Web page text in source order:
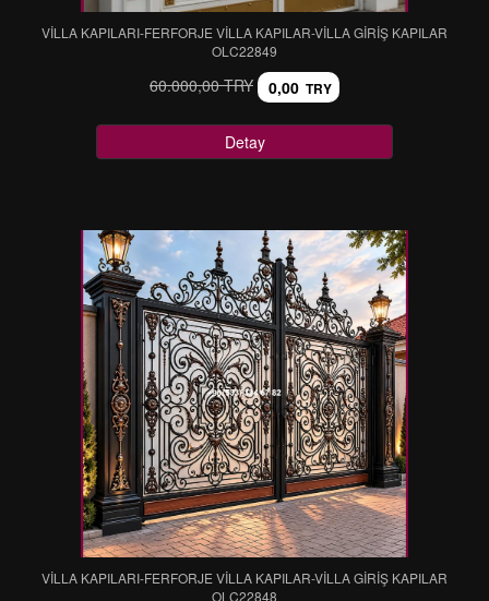
VİLLA KAPILARI-FERFORJE VİLLA KAPILAR-VİLLA GİRİŞ KAPILAR
OLC22849
60.000,00 TRY 0,00 TRY
Detay
VİLLA KAPILARI-FERFORJE VİLLA KAPILAR-VİLLA GİRİŞ KAPILAR
OLC22848